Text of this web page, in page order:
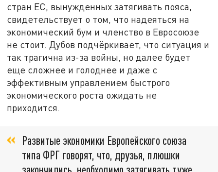
стран ЕС, вынужденных затягивать пояса,
свидетельствует о том, что надеяться на
экономический бум и членство в Евросоюзе
не стоит. Дубов подчёркивает, что ситуация и
так трагична из-за войны, но далее будет
еще сложнее и голоднее и даже с
эффективным управлением быстрого
экономического роста ожидать не
приходится.
Развитые экономики Европейского союза
типа ФРГ говорят, что, друзья, плюшки